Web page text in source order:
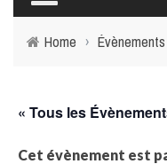
Home › Évènements
« Tous les
Cet évènement est